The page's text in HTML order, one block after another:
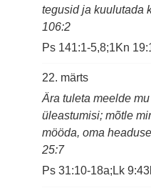
tegusid ja kuulutada
106:2
Ps 141:1-5,8;1Kn
22. märts
Ära tuleta meelde
üleastumisi; mõtle
mööda, oma
25:7
Ps 31:10-18a;Lk